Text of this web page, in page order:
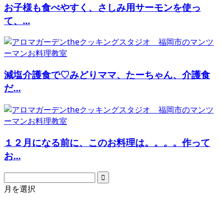
お子様も食べやすく、さしみ用サーモンを使っ
て、...
減塩介護食で♡みどりママ、たーちゃん、介護食
だ...
１２月になる前に、このお料理は。。。。作って
お...
月を選択